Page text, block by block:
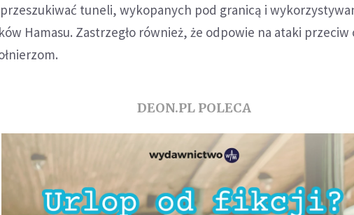
tuneli, wykopanych pod granicą i
Hamasu. Zastrzegło również, że odpowie na ataki
DEON.PL POLECA